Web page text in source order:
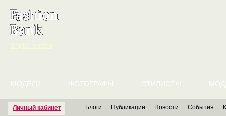
Личный кабинет
МОДЕЛИ ФОТОГРАФЫ СТИЛИСТЫ
Блоги Публикации Новости События